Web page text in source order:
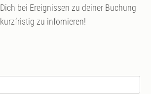
Dich bei Ereignissen zu deiner Buchung
kurzfristig zu infomieren!